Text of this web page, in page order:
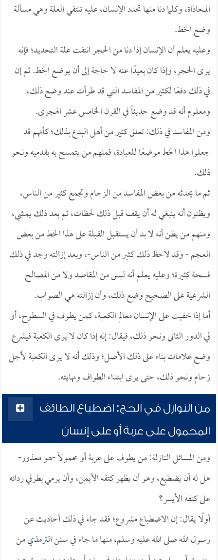
المحاذاة، وكلما دنا منها تحدد الإنسان، عليه تنتفي العلة وهي مسألة
وضع الخط.
وعليه يعلم أن الإنسان إذا دنا من الحجر انتفت علة التحديد؛ فإنه
يرى الحجر، وإذا كان بعيدًا عنه لا حاجة إلى أن يوضع الخط. ثم إن
في ذلك دفعًا لكثير من المفاسد التي قد طرأت عند وضع ذلك،
ومعلوم أنه قد وضع حديثاً في القرن الخامس عشر الهجري.
ومن المفاسد في ذلك: تعلق كثير من أهل البدع بذلك؛ كأنهم قد
جعلوا هذا الخط موضعًا للعبادة، فمنهم من يتمسح به بقدميه ونحو
ذلك.
ثم ما يحدثه من بعض المفاسد من الزحام وتجمع كثير من الناس،
ويظنون أنه ينبغي له أن يقف قبل ذلك لحظات، ثم بعد ذلك يمشي،
ومنهم من يظن أنه لا بد أن يستقبل القبلة على هذا الخط من بعض
العجم - وقد لاحظ ذلك كثير من الناس-، وبعد إزالته وجد في ذلك
فسحة كثيرة؛ وعليه يعلم أنه ليس من المقاصد ولا من المصالح
الشرعية على الصحيح وضع ذلك، وأن إزالته هي الصواب.
أما إذا خفيت على الإنسان معالم الكعبة، كمن يطوف في السطوح، أو
في الدور الثاني ونحو ذلك، فيقال: إنه إذا كان لا يرى الكعبة فيشرع
وضع علامات بناء على ذلك الأصل؛ وذلك أنه لا يرى الكعبة لأجل
زحام ونحو ذلك، حتى يرى ابتداء الطواف ونهايته.
من النوازل في الحج: اضطباع الطائف
المحمول على عربة أو على إنسان
ومن المسائل النازلة: من يطوف على عربة أو محمولاً -هو معذور-
هل له أن يضطبع، وهو أن يظهر كتفه الأيمن، وأن يرمي بطرفي ردائه
على كتفه الأيسر؟
أولًا يقال: إن الاضطباع مشروع؛ فقد جاء في ذلك أحاديث عن
رسول الله صلى الله عليه وسلم، منها ما جاء في سننالترمذيمن